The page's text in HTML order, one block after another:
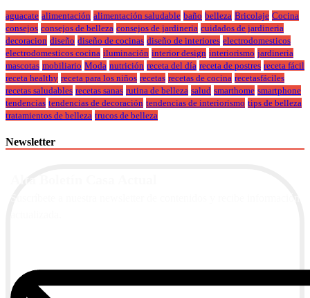
aguacate alimentación alimentación saludable baño belleza Bricolaje Cocina
consejos consejos de belleza consejos de jardineria cuidados de jardineria
decoracion diseño diseño de cocinas diseño de interiores electrodomesticos
electrodomesticos cocina iluminación interior design interiorismo jardineria
mascotas mobiliario Moda nutrición receta del día receta de postres receta fácil
receta healthy receta para los niños recetas recetas de cocina recetasfáciles
recetas saludables recetas sanas rutina de belleza salud smarthome smartphone
tendencias tendencias de decoración tendencias de interiorismo tips de belleza
tratamientos de belleza trucos de belleza
Newsletter